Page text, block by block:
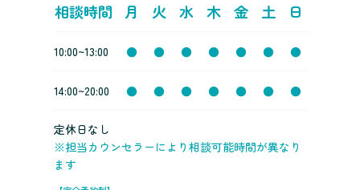
相談時間 月 火 水 木 金 土 日
10:00~13:00 ● ● ● ● ● ● ●
14:00~20:00 ● ● ● ● ● ● ●
定休日なし
※担当カウンセラーにより相談可能時間が異なり
ます